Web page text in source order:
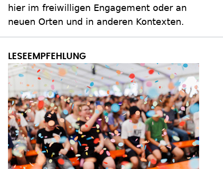
hier im freiwilligen Engagement oder an
neuen Orten und in anderen Kontexten.